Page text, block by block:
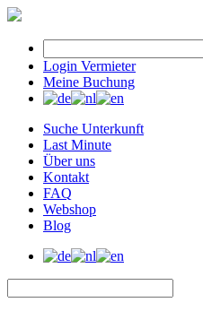
Login Vermieter
Meine Buchung
Suche Unterkunft
Last Minute
Über uns
Kontakt
FAQ
Webshop
Blog